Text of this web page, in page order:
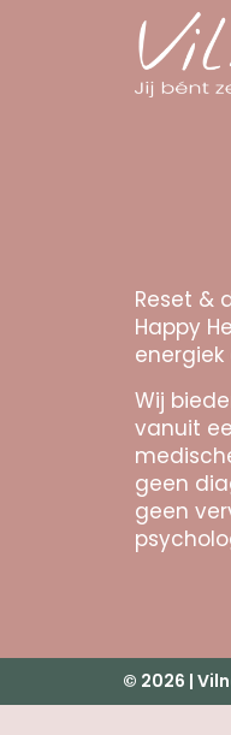
Reset &
Happy
Wij
vanuit
geen
geen
© 2026 |